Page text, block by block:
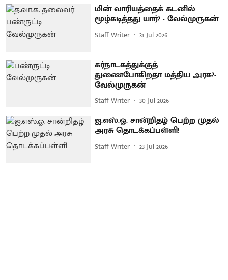
மின் வாரியத்தைக் கடனில்
மூழ்கடித்தது யார்? - வேல்முருகன்
Staff Writer 31 Jul 2026
கர்நாடகத்துக்குத்
துணைபோகிறதா மத்திய அரசு?-
வேல்முருகன்
Staff Writer 30 Jul 2026
ஐ.எஸ்.ஓ. சான்றிதழ் பெற்ற முதல்
அரசு தொடக்கப்பள்ளி!
Staff Writer 23 Jul 2026